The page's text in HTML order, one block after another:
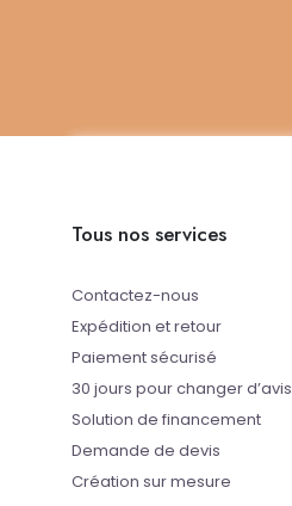
Tous nos services
Contactez-nous
Expédition et retour
Paiement sécurisé
30 jours pour changer d’avis
Solution de financement
Demande de devis
Création sur mesure